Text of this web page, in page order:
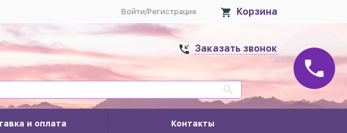
Войти/Регистрация Корзина
Заказать звонок
и оплата Контакты